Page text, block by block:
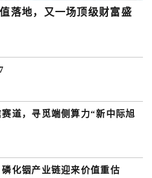
落地，又一场顶级财富盛
道，寻觅端侧算力“新中际旭
化铟产业链迎来价值重估